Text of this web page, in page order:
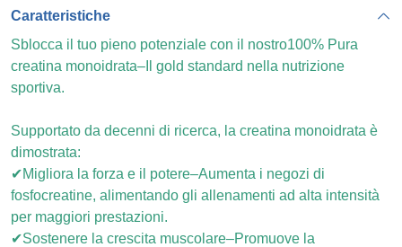
Caratteristiche
Sblocca il tuo pieno potenziale con il nostro100% Pura
creatina monoidrata–Il gold standard nella nutrizione
sportiva.
Supportato da decenni di ricerca, la creatina monoidrata è
dimostrata:
✔Migliora la forza e il potere–Aumenta i negozi di
fosfocreatine, alimentando gli allenamenti ad alta intensità
per maggiori prestazioni.
✔Sostenere la crescita muscolare–Promuove la